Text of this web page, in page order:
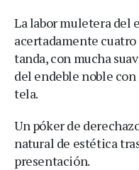
La labor muletera del
acertadamente
tanda, con mucha
del endeble noble
tela.
Un póker de
natural de estética
presentación.